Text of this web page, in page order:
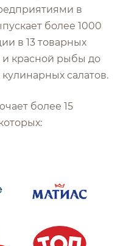
в
более 1000
в 13 товарных
и красной рыбы до
салатов.
более 15